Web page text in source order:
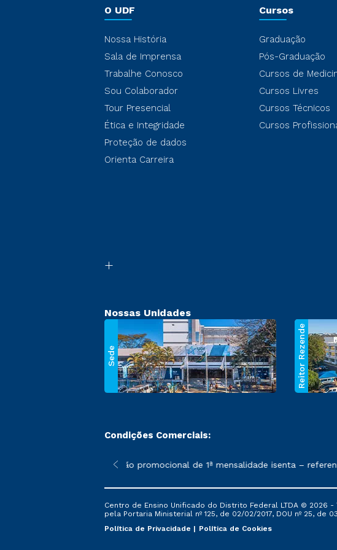
O UDF
Nossa História
Sala de Imprensa
Trabalhe Conosco
Sou Colaborador
Tour Presencial
Ética e Integridade
Proteção de dados
Orienta Carreira
Cursos
Graduação
Pós-Graduação
Cursos de
Cursos Livres
Cursos Técnicos
Cursos
Nossas Unidades
Sede Reitor Rezende
Condições Comerciais:
sofrer alterações nos períodos de rematrícula conforme exposto no
*A condição promocional de 1ª mensalidade isenta –
Centro de Ensino Unificado do Distrito Federal LTDA © 2026
pela Portaria Ministerial nº 125, de 02/02/2017, DOU nº 25, de
Política de Privacidade
Política de Cookies